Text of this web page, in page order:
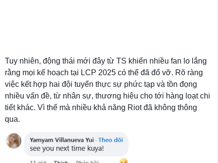
Tuy nhiên, động thái mới đây từ TS khiến nhiều fan lo lắng
rằng mọi kế hoạch tại LCP 2025 có thể đã đổ vỡ. Rõ ràng
việc kết hợp hai đội tuyển thực sự phức tạp và tồn đọng
nhiều vấn đề, từ nhân sự, thương hiệu cho tới hàng loạt chi
tiết khác. Vì thế mà nhiều khả năng Riot đã không thông
qua.